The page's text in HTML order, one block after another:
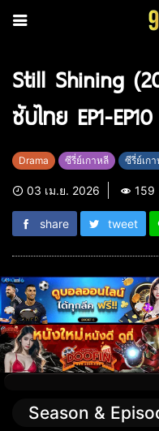
Still Shining
ซับไทย EP1-EP10
Drama ซีรี่ย์เกาหลี ซีรี่ย์เก
03 เม.ย. 2026 159
share tweet
Season &